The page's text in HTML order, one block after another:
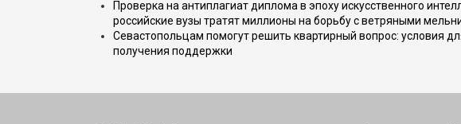
Проверка на антиплагиат диплома в эпоху искусственного
российские вузы тратят миллионы на борьбу с ветряными
Севастопольцам помогут решить квартирный вопрос: условия
получения поддержки